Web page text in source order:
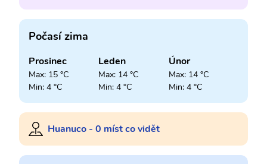
Počasí zima
Prosinec
Max: 15 °C
Min: 4 °C
Leden
Max: 14 °C
Min: 4 °C
Únor
Max: 14 °C
Min: 4 °C
Huanuco - 0 míst co vidět